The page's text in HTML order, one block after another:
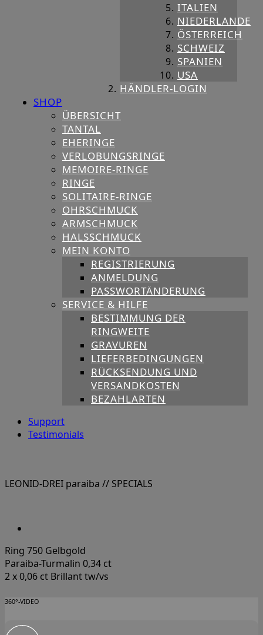
ITALIEN
NIEDERLANDE
ÖSTERREICH
SCHWEIZ
SPANIEN
USA
HÄNDLER-LOGIN
SHOP
ÜBERSICHT
TANTAL
EHERINGE
VERLOBUNGSRINGE
MEMOIRE-RINGE
RINGE
SOLITAIRE-RINGE
OHRSCHMUCK
ARMSCHMUCK
HALSSCHMUCK
MEIN KONTO
REGISTRIERUNG
ANMELDUNG
PASSWORTÄNDERUNG
SERVICE & HILFE
BESTIMMUNG DER
RINGWEITE
GRAVUREN
LIEFERBEDINGUNGEN
RÜCKSENDUNG UND
VERSANDKOSTEN
BEZAHLARTEN
Support
Testimonials
LEONID-DREI paraiba // SPECIALS
Ring 750 Gelbgold
Paraiba-Turmalin 0,34 ct
2 x 0,06 ct Brillant tw/vs
360°-VIDEO